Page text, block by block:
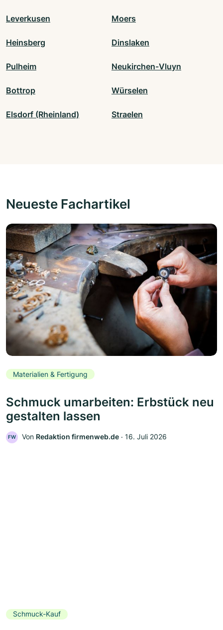
Leverkusen Moers
Heinsberg Dinslaken
Pulheim Neukirchen-Vluyn
Bottrop Würselen
Elsdorf (Rheinland) Straelen
Neueste Fachartikel
Materialien & Fertigung
Schmuck umarbeiten: Erbstück neu
gestalten lassen
FW Von Redaktion firmenweb.de ‧ 16. Juli 2026
Schmuck-Kauf